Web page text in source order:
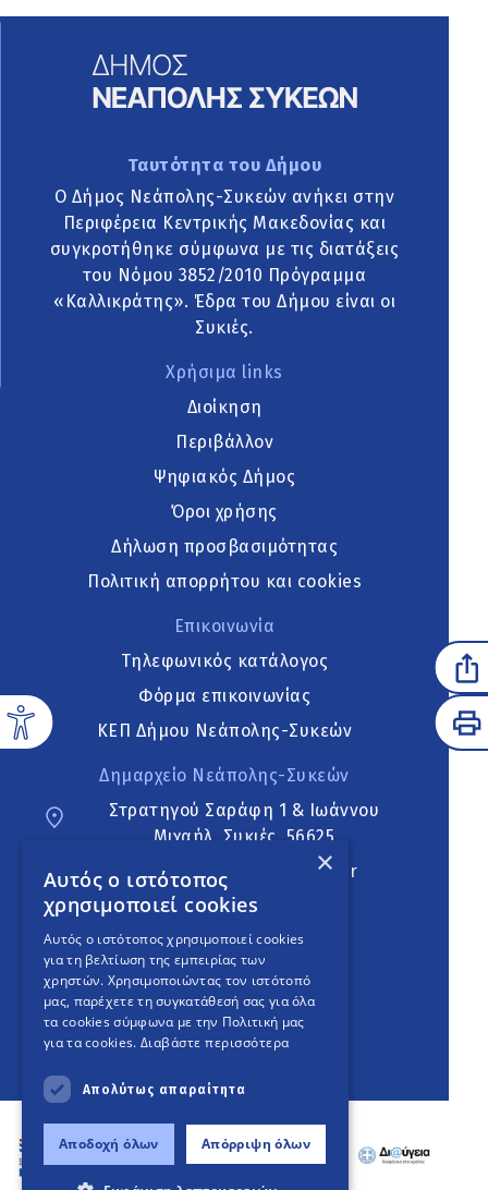
Ταυτότητα του Δήμου
Ο Δήμος Νεάπολης-Συκεών ανήκει στην
Περιφέρεια Κεντρικής Μακεδονίας και
συγκροτήθηκε σύμφωνα με τις διατάξεις
του Νόμου 3852/2010 Πρόγραμμα
«Καλλικράτης». Έδρα του Δήμου είναι οι
Συκιές.
Χρήσιμα links
Διοίκηση
Περιβάλλον
Ψηφιακός Δήμος
Όροι χρήσης
Δήλωση προσβασιμότητας
Πολιτική απορρήτου και cookies
Επικοινωνία
Τηλεφωνικός κατάλογος
Φόρμα επικοινωνίας
ΚΕΠ Δήμου Νεάπολης-Συκεών
Δημαρχείο Νεάπολης-Συκεών
Στρατηγού Σαράφη 1 & Ιωάννου
Μιχαήλ, Συκιές, 56625
neapoli.sykies@ddt.gov.gr
Ακολουθήστε
English Version
An project
×
Αυτός ο ιστότοπος
χρησιμοποιεί cookies
Αυτός ο ιστότοπος χρησιμοποιεί cookies
για τη βελτίωση της εμπειρίας των
χρηστών. Χρησιμοποιώντας τον ιστότοπό
μας, παρέχετε τη συγκατάθεσή σας για όλα
τα cookies σύμφωνα με την Πολιτική μας
για τα cookies. Διαβάστε περισσότερα
Απολύτως απαραίτητα
Αποδοχή όλων Απόρριψη όλων